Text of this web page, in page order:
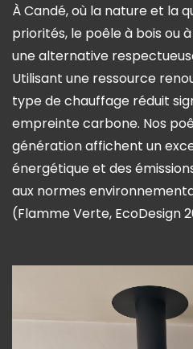
À Candé, où la nature et la
priorités, le poêle à bois ou
une alternative
Utilisant une ressource
type de chauffage réduit
empreinte carbone. Nos
génération affichent un
énergétique et des
aux normes
(Flamme Verte, EcoDesign